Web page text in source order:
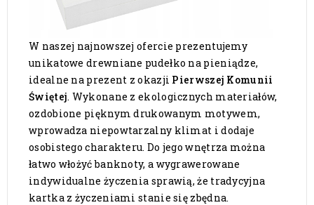
W naszej najnowszej ofercie prezentujemy
unikatowe drewniane pudełko na pieniądze,
idealne na prezent z okazji Pierwszej Komunii
Świętej. Wykonane z ekologicznych materiałów,
ozdobione pięknym drukowanym motywem,
wprowadza niepowtarzalny klimat i dodaje
osobistego charakteru. Do jego wnętrza można
łatwo włożyć banknoty, a wygrawerowane
indywidualne życzenia sprawią, że tradycyjna
kartka z życzeniami stanie się zbędna.